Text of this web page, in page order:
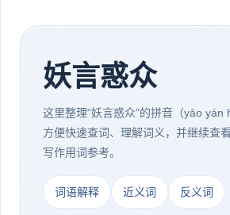
妖言惑众
这里整理“妖言惑众”的拼音（yāo
方便快速查词、理解词义，并继续查
写作用词参考。
词语解释 近义词 反义词